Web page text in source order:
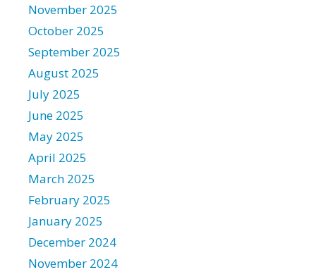
November 2025
October 2025
September 2025
August 2025
July 2025
June 2025
May 2025
April 2025
March 2025
February 2025
January 2025
December 2024
November 2024